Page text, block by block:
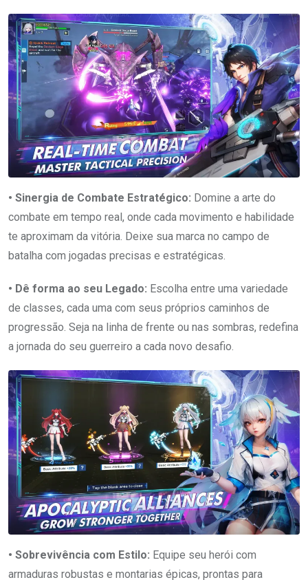
• Sinergia de Combate Estratégico: Domine a arte do
combate em tempo real, onde cada movimento e habilidade
te aproximam da vitória. Deixe sua marca no campo de
batalha com jogadas precisas e estratégicas.
• Dê forma ao seu Legado: Escolha entre uma variedade
de classes, cada uma com seus próprios caminhos de
progressão. Seja na linha de frente ou nas sombras, redefina
a jornada do seu guerreiro a cada novo desafio.
• Sobrevivência com Estilo: Equipe seu herói com
armaduras robustas e montarias épicas, prontas para